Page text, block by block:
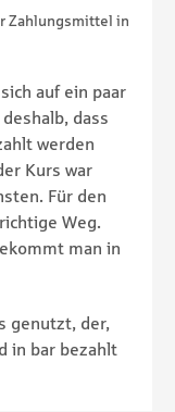
Zahlungsmittel in
auf ein paar
dass
werden
Kurs war
Für den
Weg.
man in
genutzt, der,
in bar bezahlt